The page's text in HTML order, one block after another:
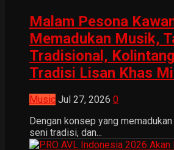
Malam Pesona
Memadukan Musik,
Tradisional,
Tradisi Lisan Khas
Music Jul 27, 2026 0
Dengan konsep yang
seni tradisi, dan...